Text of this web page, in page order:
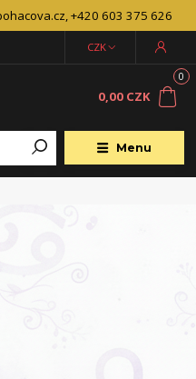
+420 603 375 626
Menu
CZK
0
0,00 CZK